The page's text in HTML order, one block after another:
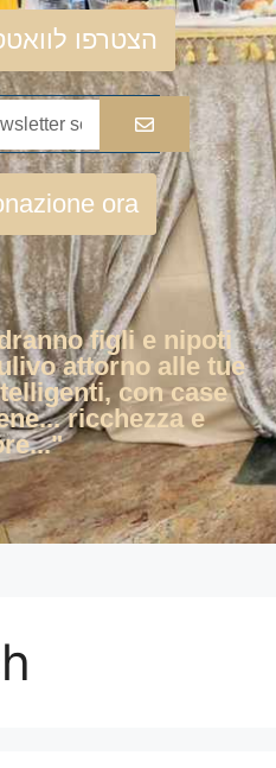
הצטרפו
ora
figli e nipoti
attorno alle tue
con case
ricchezza e